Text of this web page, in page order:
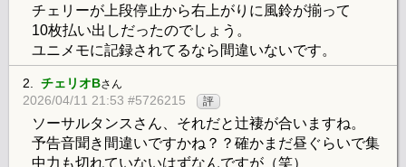
チェリーが上段停止から右上がりに風鈴が揃って
10枚払い出しだったのでしょう。
ユニメモに記録されてるなら間違いないです。
2. チェリオBさん
2026/04/11 21:53 #5726215 評
ソーサルタンスさん、それだと辻褄が合いますね。
予告音聞き間違いですかね？？確かまだ昼ぐらいで集
中力も切れていないはずなんですが（笑）